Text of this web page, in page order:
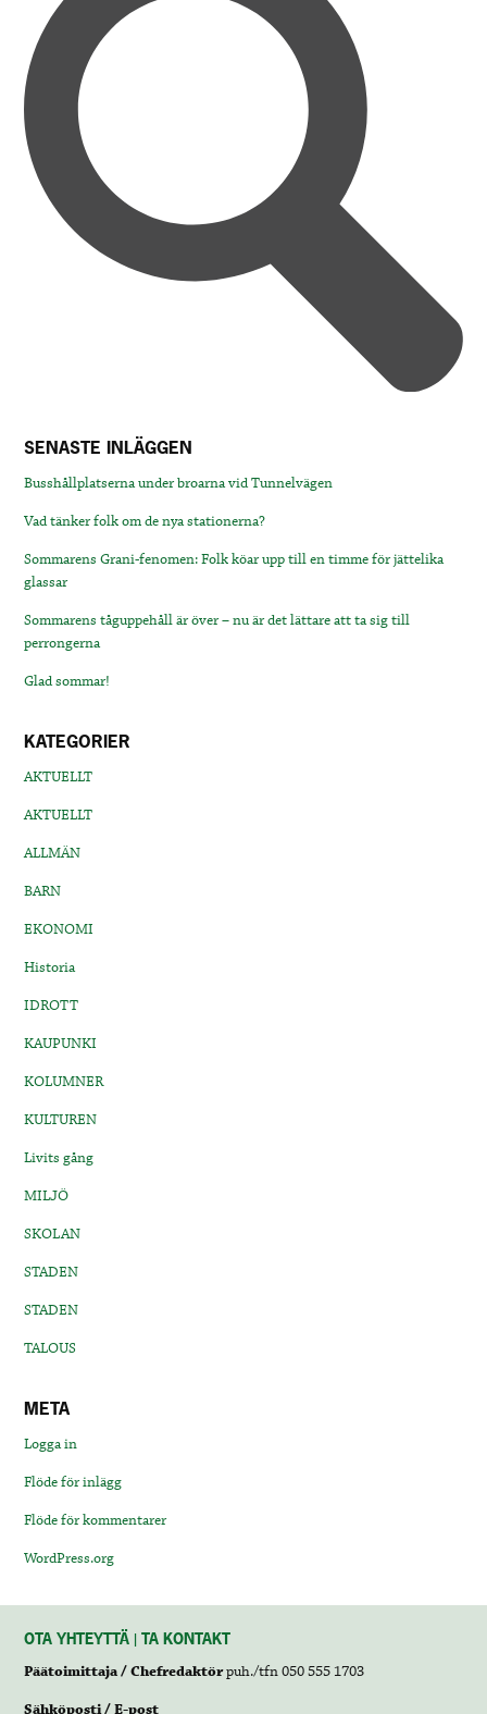
SENASTE INLÄGGEN
Busshållplatserna under broarna vid Tunnelvägen
Vad tänker folk om de nya stationerna?
Sommarens Grani-fenomen: Folk köar upp till en timme för jättelika
glassar
Sommarens tåguppehåll är över – nu är det lättare att ta sig till
perrongerna
Glad sommar!
KATEGORIER
AKTUELLT
AKTUELLT
ALLMÄN
BARN
EKONOMI
Historia
IDROTT
KAUPUNKI
KOLUMNER
KULTUREN
Livits gång
MILJÖ
SKOLAN
STADEN
STADEN
TALOUS
META
Logga in
Flöde för inlägg
Flöde för kommentarer
WordPress.org
OTA YHTEYTTÄ | TA KONTAKT
Päätoimittaja / Chefredaktörpuh./tfn 050 555 1703
Sähköposti / E-post